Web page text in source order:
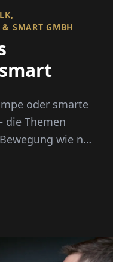
& SMART GMBH
oder smarte
die Themen
wie nie